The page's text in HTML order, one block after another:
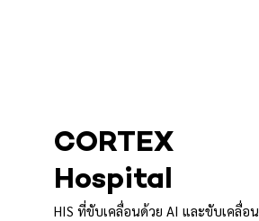
CORTEX
Hospital
HIS ที่ขับเคลื่อนด้วย AI และขับเคลื่อน